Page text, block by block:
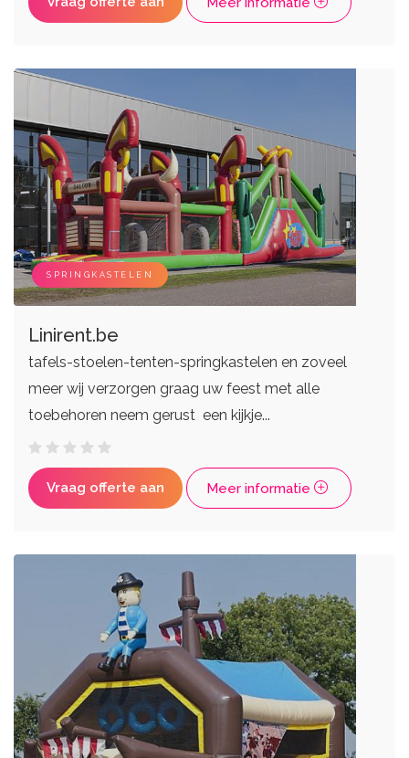
SPRINGKASTELEN
Linirent.be
tafels-stoelen-tenten-springkastelen en zoveel
meer wij verzorgen graag uw feest met alle
toebehoren neem gerust een kijkje...
Vraag offerte aan Meer informatie